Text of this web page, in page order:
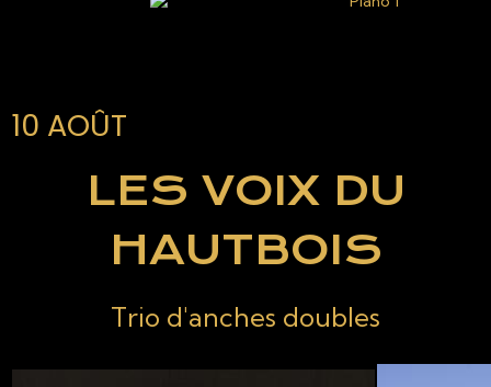
10 AOÛT
LES VOIX DU
HAUTBOIS
Trio d'anches doubles